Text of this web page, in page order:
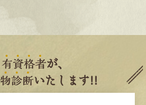
有資格者が、
物診断いたします!!